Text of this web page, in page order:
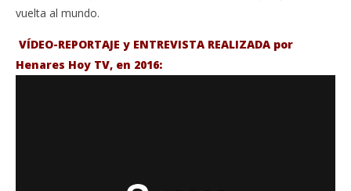
29, 2021
vuelta al mundo.
VÍDEO-REPORTAJE y ENTREVISTA REALIZADA por
Henares Hoy TV, en 2016: